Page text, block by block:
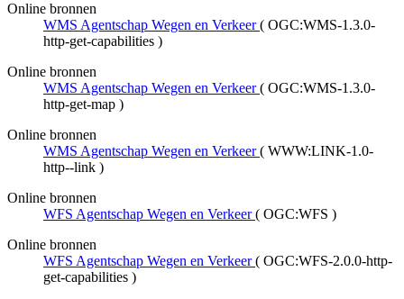
Online bronnen
WMS Agentschap Wegen en Verkeer ( OGC:WMS-1.3.0-
http-get-capabilities )
Online bronnen
WMS Agentschap Wegen en Verkeer ( OGC:WMS-1.3.0-
http-get-map )
Online bronnen
WMS Agentschap Wegen en Verkeer ( WWW:LINK-1.0-
http--link )
Online bronnen
WFS Agentschap Wegen en Verkeer ( OGC:WFS )
Online bronnen
WFS Agentschap Wegen en Verkeer ( OGC:WFS-2.0.0-http-
get-capabilities )